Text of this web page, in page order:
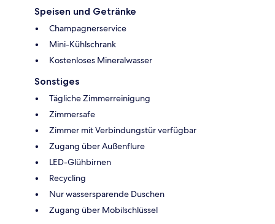
Speisen und Getränke
Champagnerservice
Mini-Kühlschrank
Kostenloses Mineralwasser
Sonstiges
Tägliche Zimmerreinigung
Zimmersafe
Zimmer mit Verbindungstür verfügbar
Zugang über Außenflure
LED-Glühbirnen
Recycling
Nur wassersparende Duschen
Zugang über Mobilschlüssel